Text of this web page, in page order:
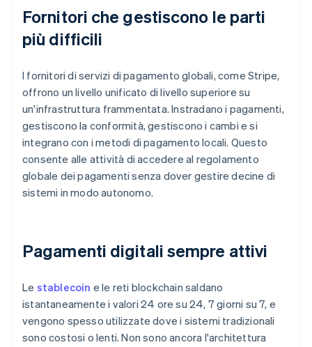
Fornitori che gestiscono le parti
più difficili
I fornitori di servizi di pagamento globali, come Stripe,
offrono un livello unificato di livello superiore su
un'infrastruttura frammentata. Instradano i pagamenti,
gestiscono la conformità, gestiscono i cambi e si
integrano con i metodi di pagamento locali. Questo
consente alle attività di accedere al regolamento
globale dei pagamenti senza dover gestire decine di
sistemi in modo autonomo.
Pagamenti digitali sempre attivi
Le stablecoin e le reti blockchain saldano
istantaneamente i valori 24 ore su 24, 7 giorni su 7, e
vengono spesso utilizzate dove i sistemi tradizionali
sono costosi o lenti. Non sono ancora l'architettura